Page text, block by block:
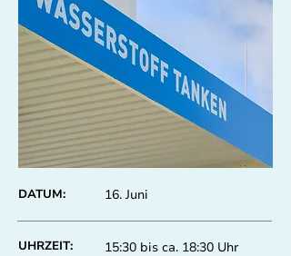
DATUM: 16. Juni
UHRZEIT: 15:30 bis ca. 18:30 Uhr